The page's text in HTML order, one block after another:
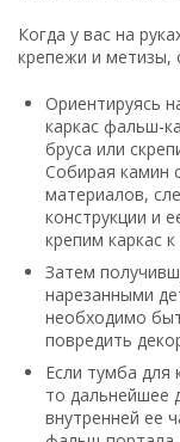
Когда у вас на
крепежи и метизы,
Ориентируясь
каркас фальш-
бруса или
Собирая камин
материалов,
конструкции и
крепим каркас
Затем
нарезанными
необходимо
повредить
Если тумба для
то дальнейшее
внутренней ее